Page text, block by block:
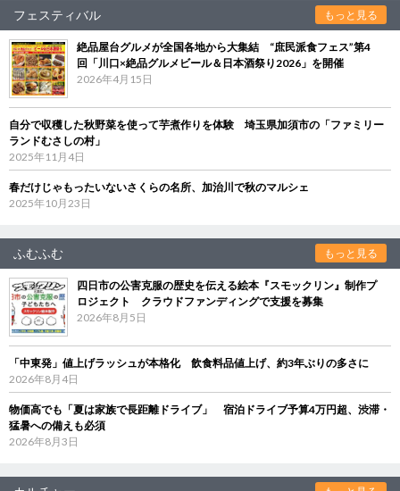
フェスティバル もっと見る
絶品屋台グルメが全国各地から大集結 “庶民派食フェス”第4
回「川口×絶品グルメビール＆日本酒祭り2026」を開催
2026年4月15日
自分で収穫した秋野菜を使って芋煮作りを体験 埼玉県加須市の「ファミリー
ランドむさしの村」
2025年11月4日
春だけじゃもったいないさくらの名所、加治川で秋のマルシェ
2025年10月23日
ふむふむ もっと見る
四日市の公害克服の歴史を伝える絵本『スモックリン』制作プ
ロジェクト クラウドファンディングで支援を募集
2026年8月5日
「中東発」値上げラッシュが本格化 飲食料品値上げ、約3年ぶりの多さに
2026年8月4日
物価高でも「夏は家族で長距離ドライブ」 宿泊ドライブ予算4万円超、渋滞・
猛暑への備えも必須
2026年8月3日